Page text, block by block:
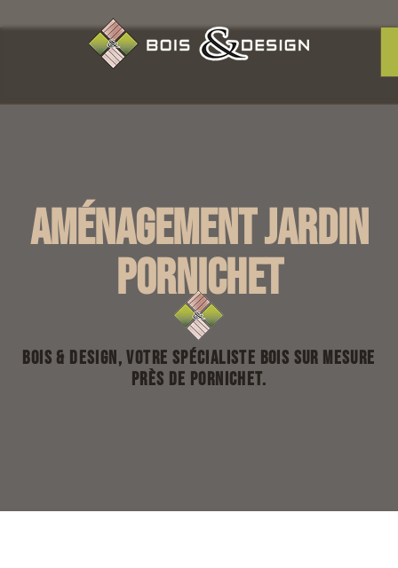
Aménagement jardin
Pornichet
Bois & Design, votre spécialiste bois sur mesure
près de Pornichet.